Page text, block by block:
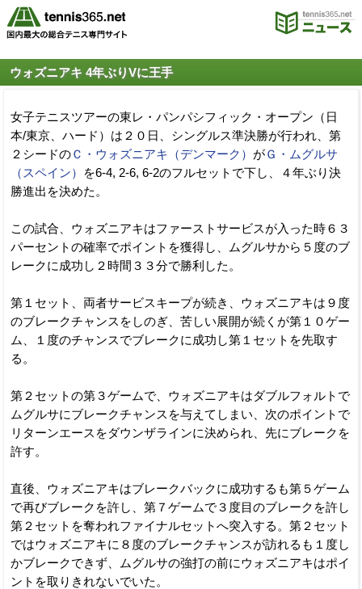
ウォズニアキ 4年ぶりVに王手
女子テニスツアーの東レ・パンパシフィック・オープン（日
本/東京、ハード）は２０日、シングルス準決勝が行われ、第
２シードのＣ・ウォズニアキ（デンマーク） がＧ・ムグルサ
（スペイン）
を6-4, 2-6, 6-2のフルセットで下し、４年ぶり決
勝進出を決めた。
この試合、ウォズニアキはファーストサービスが入った時６３
パーセントの確率でポイントを獲得し、ムグルサから５度のブ
レークに成功し２時間３３分で勝利した。
第１セット、両者サービスキープが続き、ウォズニアキは９度
のブレークチャンスをしのぎ、苦しい展開が続くが第１０ゲー
ム、１度のチャンスでブレークに成功し第１セットを先取す
る。
第２セットの第３ゲームで、ウォズニアキはダブルフォルトで
ムグルサにブレークチャンスを与えてしまい、次のポイントで
リターンエースをダウンザラインに決められ、先にブレークを
許す。
直後、ウォズニアキはブレークバックに成功するも第５ゲーム
で再びブレークを許し、第７ゲームで３度目のブレークを許し
第２セットを奪われファイナルセットへ突入する。第２セット
ではウォズニアキに８度のブレークチャンスが訪れるも１度し
かブレークできず、ムグルサの強打の前にウォズニアキはポイ
ントを取りきれないでいた。